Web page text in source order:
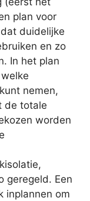
plan voor
duidelijke
en zo
In het plan
nemen,
de totale
worden
geregeld. Een
inplannen om